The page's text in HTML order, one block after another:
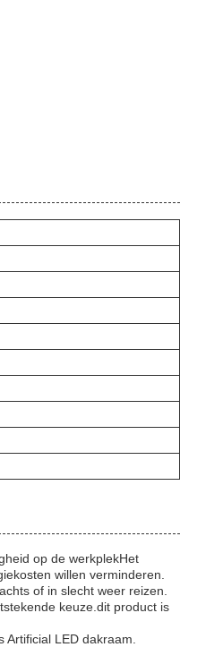
op de werkplekHet
willen verminderen.
of in slecht weer reizen.
keuze.dit product is
LED dakraam.